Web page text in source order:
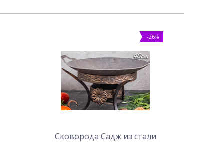
-26%
Сковорода Садж из стали